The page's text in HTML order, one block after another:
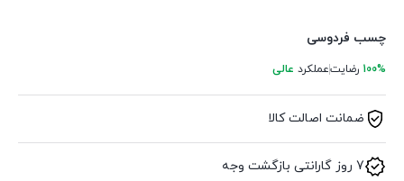
چسب فردوسی
100% رضایتعملکرد عالی
ضمانت اصالت کالا
7 روز گارانتی بازگشت وجه